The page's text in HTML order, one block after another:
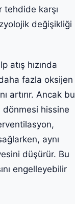
karşı
değişikliği
atış hızında
fazla oksijen
artırır. Ancak bu
dönmesi hissine
aynı
düşürür. Bu
engelleyebilir